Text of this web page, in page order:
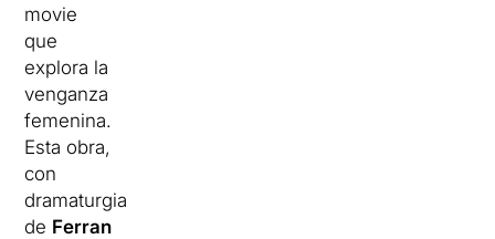
movie
que
explora la
venganza
femenina.
Esta obra,
con
dramaturgia
de Ferran